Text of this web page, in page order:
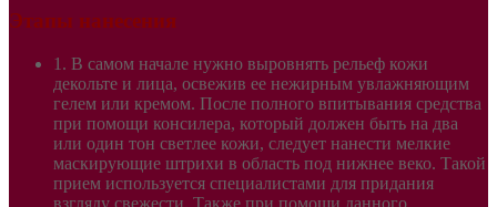
Этапы нанесения
1. В самом начале нужно выровнять рельеф кожи
декольте и лица, освежив ее нежирным увлажняющим
гелем или кремом. После полного впитывания средства
при помощи консилера, который должен быть на два
или один тон светлее кожи, следует нанести мелкие
маскирующие штрихи в область под нижнее веко. Такой
прием используется специалистами для придания